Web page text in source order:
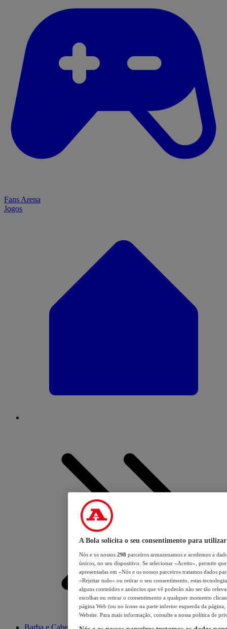
Fans Arena
Jogos
Barba e Cabelo
A Bola solicita o seu consentimento para utilizar
Nós e os nossos 298 parceiros armazenamos e acedemos a
únicos, no seu dispositivo. Se selecionar «Aceito», permite
apresentadas em «Nós e os nossos parceiros tratamos dados
«Rejeitar tudo» ou retirar o seu consentimento, estas
alguns conteúdos e anúncios que vê poderão não ser tão
escolhas ou retirar o consentimento a qualquer momento
página Web (ou no ícone na parte inferior esquerda da página,
Website. Para mais informação, consulte a nossa política de